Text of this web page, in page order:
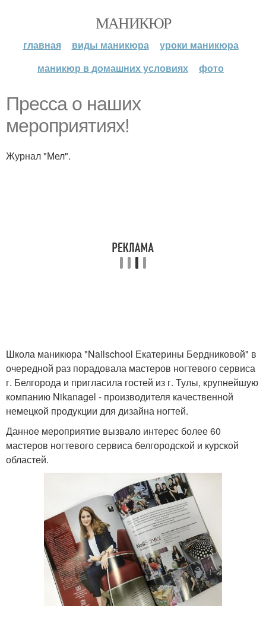
МАНИКЮР
главная виды маникюра
уроки маникюра
маникюр в домашних условиях
фото
Пресса о наших
мероприятиях!
Журнал "Мел".
Школа маникюра "Nailschool Екатерины Бердниковой" в
очередной раз порадовала мастеров ногтевого сервиса
г. Белгорода и пригласила гостей из г. Тулы, крупнейшую
компанию Nikanagel - производителя качественной
немецкой продукции для дизайна ногтей.
Данное мероприятие вызвало интерес более 60
мастеров ногтевого сервиса белгородской и курской
областей.